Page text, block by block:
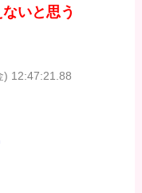
いと思う
) 12:47:21.88